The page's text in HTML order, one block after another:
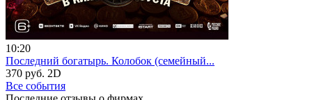
10:20
Последний богатырь. Колобок (семейный...
370 руб. 2D
Все события